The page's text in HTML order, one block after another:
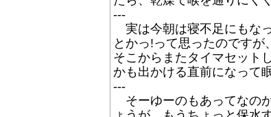
---
実は今朝は寝不足にもな
とかっ!って思ったのです
そこからまたタイマセット
かも出かける直前になって
---
そーゆーのもあってなの